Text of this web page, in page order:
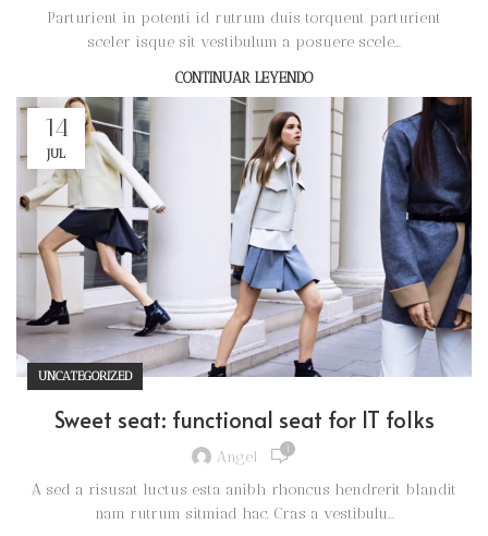
Parturient in potenti id rutrum duis torquent parturient
sceler isque sit vestibulum a posuere scele...
CONTINUAR LEYENDO
14
JUL
UNCATEGORIZED
Sweet seat: functional seat for IT folks
Angel
A sed a risusat luctus esta anibh rhoncus hendrerit blandit
nam rutrum sitmiad hac. Cras a vestibulu...